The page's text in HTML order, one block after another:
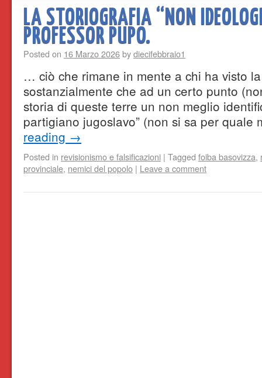
LA STORIOGRAFIA “NON
PROFESSOR PUPO.
Posted on 16 Marzo 2026bydiecifebbraio1
… ciò che rimane in mente a chi ha visto
sostanzialmente che ad un certo punto
storia di queste terre un non meglio
partigiano jugoslavo” (non si sa per
reading →
Posted in revisionismo e falsificazioni | Tagged foiba basovizza,
provinciale, nemici del popolo | Leave a comment